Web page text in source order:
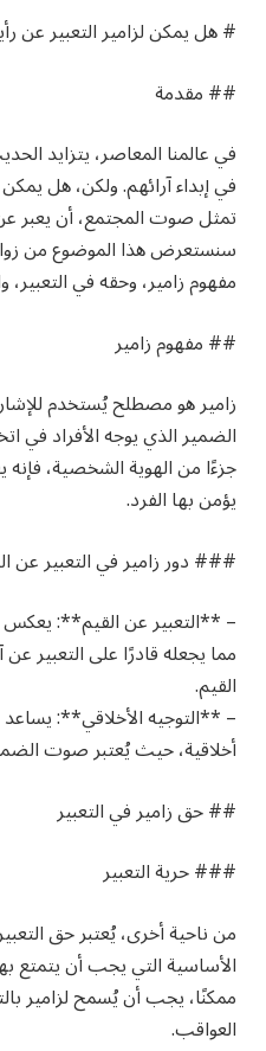
# هل يمكن لزامير التعبير عن
## مقدمة
في عالمنا المعاصر، يتزايد
في إبداء آرائهم. ولكن، هل
تمثل صوت المجتمع، أن يعبر
سنستعرض هذا الموضوع من
مفهوم زامير، وحقه في
## مفهوم زامير
زامير هو مصطلح يُستخدم
الضمير الذي يوجه الأفراد في
جزءًا من الهوية الشخصية،
يؤمن بها الفرد.
### دور زامير في التعبير عن
– **التعبير عن القيم**: يعكس
مما يجعله قادرًا على التعبير
القيم.
– **التوجيه الأخلاقي**: يساعد
أخلاقية، حيث يُعتبر صوت
## حق زامير في التعبير
### حرية التعبير
من ناحية أخرى، يُعتبر حق
الأساسية التي يجب أن يتمتع
ممكنًا، يجب أن يُسمح لزامير
العواقب.